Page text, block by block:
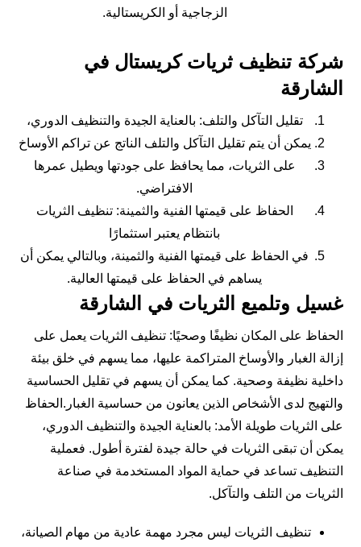
الزجاجية أو الكريستالية.
شركة تنظيف ثريات كريستال في
الشارقة
تقليل التآكل والتلف: بالعناية الجيدة والتنظيف الدوري،
يمكن أن يتم تقليل التآكل والتلف الناتج عن تراكم الأوساخ
على الثريات، مما يحافظ على جودتها ويطيل عمرها
الافتراضي.
الحفاظ على قيمتها الفنية والثمينة: تنظيف الثريات
بانتظام يعتبر استثمارًا
في الحفاظ على قيمتها الفنية والثمينة، وبالتالي يمكن أن
يساهم في الحفاظ على قيمتها العالية.
غسيل وتلميع الثريات في الشارقة
الحفاظ على المكان نظيفًا وصحيًا: تنظيف الثريات يعمل على
إزالة الغبار والأوساخ المتراكمة عليها، مما يسهم في خلق بيئة
داخلية نظيفة وصحية. كما يمكن أن يسهم في تقليل الحساسية
والتهيج لدى الأشخاص الذين يعانون من حساسية الغبار.الحفاظ
على الثريات طويلة الأمد: بالعناية الجيدة والتنظيف الدوري،
يمكن أن تبقى الثريات في حالة جيدة لفترة أطول. فعملية
التنظيف تساعد في حماية المواد المستخدمة في صناعة
الثريات من التلف والتآكل.
تنظيف الثريات ليس مجرد مهمة عادية من مهام الصيانة،